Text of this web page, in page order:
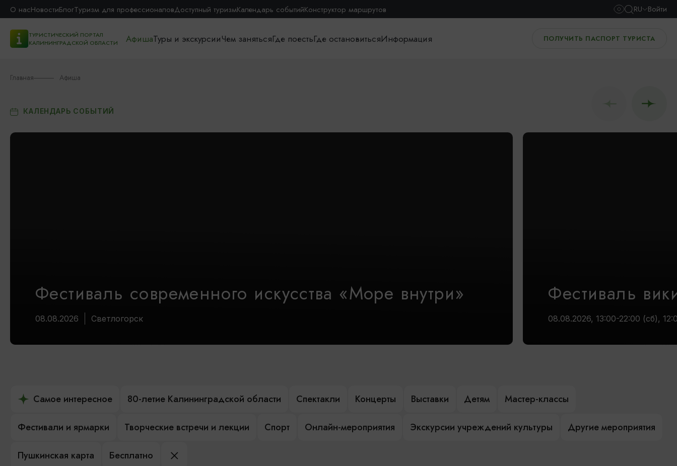
О насНовостиБлогТуризм для профессионаловДоступный туризмКалендарь событийКонструктор маршрутов RU Войти
ТУРИСТИЧЕСКИЙ ПОРТАЛ
КАЛИНИНГРАДСКОЙ ОБЛАСТИ
АфишаТуры и экскурсииЧем занятьсяГде поестьГде остановитьсяИнформация ПОЛУЧИТЬ ПАСПОРТ ТУРИСТА
Главная Афиша
КАЛЕНДАРЬ СОБЫТИЙ
Фестиваль современного искусства «Море внутри»
08.08.2026 Светлогорск
Фестиваль
08.08.2026, 13:00-22:00 (сб),
Самое интересное 80-летие Калининградской области Спектакли Концерты Выставки Детям Мастер-классы
Фестивали и ярмарки Творческие встречи и лекции Спорт Онлайн-мероприятия Экскурсии учреждений культуры Другие мероприятия
Пушкинская карта Бесплатно